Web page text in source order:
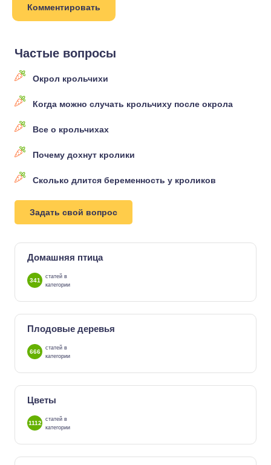
Частые вопросы
Окрол крольчихи
Когда можно случать крольчиху после окрола
Все о крольчихах
Почему дохнут кролики
Сколько длится беременность у кроликов
Задать свой вопрос
Домашняя птица
341
статей в
категории
Плодовые деревья
666
статей в
категории
Цветы
1112
статей в
категории